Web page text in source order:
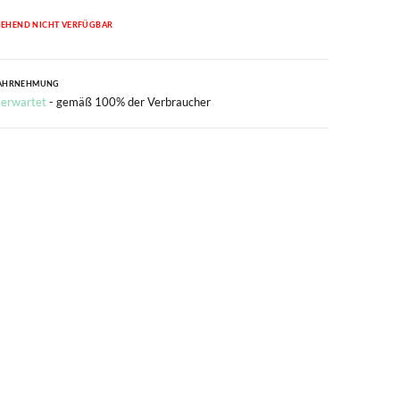
NICHT VERFÜGBAR
erwartet - gemäß 100% der Verbraucher